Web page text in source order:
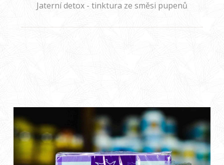
Jaterní detox - tinktura ze směsi pupenů